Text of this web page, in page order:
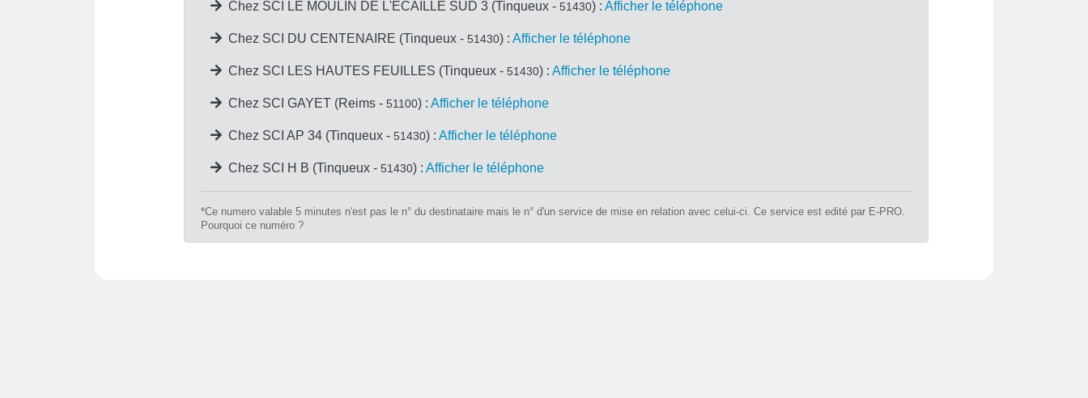
Chez SCI LE MOULIN DE L'ECAILLE SUD 3 (Tinqueux - 51430) : Afficher le téléphone
Chez SCI DU CENTENAIRE (Tinqueux - 51430) : Afficher le téléphone
Chez SCI LES HAUTES FEUILLES (Tinqueux - 51430) : Afficher le téléphone
Chez SCI GAYET (Reims - 51100) : Afficher le téléphone
Chez SCI AP 34 (Tinqueux - 51430) : Afficher le téléphone
Chez SCI H B (Tinqueux - 51430) : Afficher le téléphone
*Ce numero valable 5 minutes n'est pas le n° du destinataire mais le n° d'un service de mise en relation avec celui-ci. Ce service est edité par E-PRO.
Pourquoi ce numéro ?